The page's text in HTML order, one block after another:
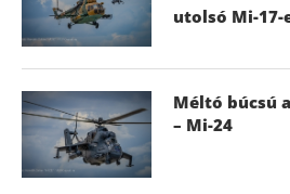
utolsó Mi-
Méltó búcsú
– Mi-24